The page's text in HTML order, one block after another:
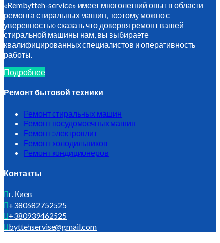
«Rembytteh-service» имеет многолетний опыт в области
ремонта стиральных машин, поэтому можно с
уверенностью сказать что доверяя ремонт вашей
стиральной машины нам, вы выбираете
квалифицированных специалистов и оперативность
работы.
Подробнее
Ремонт бытовой техники
Ремонт стиральных машин
Ремонт посудомоечных машин
Ремонт электроплит
Ремонт холодильников
Ремонт кондиционеров
Контакты
г. Киев
+380682752525
+380939462525
byttehservise@gmail.com